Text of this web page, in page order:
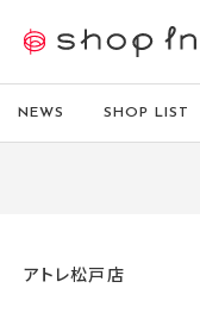
NEWS SHOP LIST
アトレ松戸店